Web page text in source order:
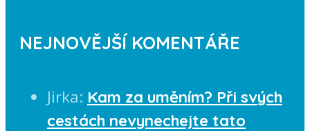
NEJNOVĚJŠÍ KOMENTÁŘE
Jirka: Kam za uměním? Při svých
cestách nevynechejte tato